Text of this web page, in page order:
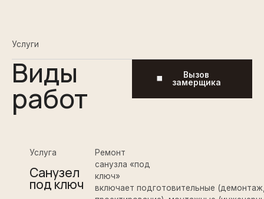
Услуги
Виды
работ
Вызов
замерщика
Услуга
Санузел
под ключ
Ремонт
санузла «под
ключ»
включает подготовительные